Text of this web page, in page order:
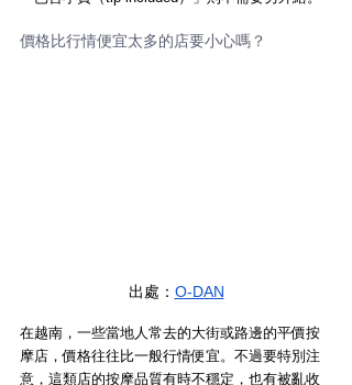
價格比行情便宜太多的店要小心嗎？
出處： O-DAN
在越南，一些當地人常去的大街或路邊的平價按
摩店，價格往往比一般行情便宜。不過要特別注
意，這類店的按摩品質有時不穩定，也有被亂收